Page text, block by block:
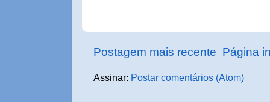
Postagem mais recente Página
Assinar: Postar comentários (Atom)